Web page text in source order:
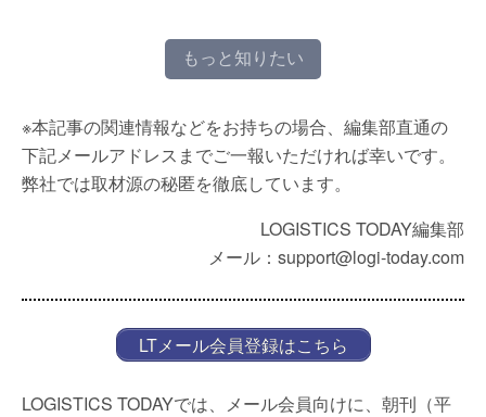
もっと知りたい
※本記事の関連情報などをお持ちの場合、編集部直通の
下記メールアドレスまでご一報いただければ幸いです。
弊社では取材源の秘匿を徹底しています。
LOGISTICS TODAY編集部
メール：support@logi-today.com
LTメール会員登録はこちら
LOGISTICS TODAYでは、メール会員向けに、朝刊（平